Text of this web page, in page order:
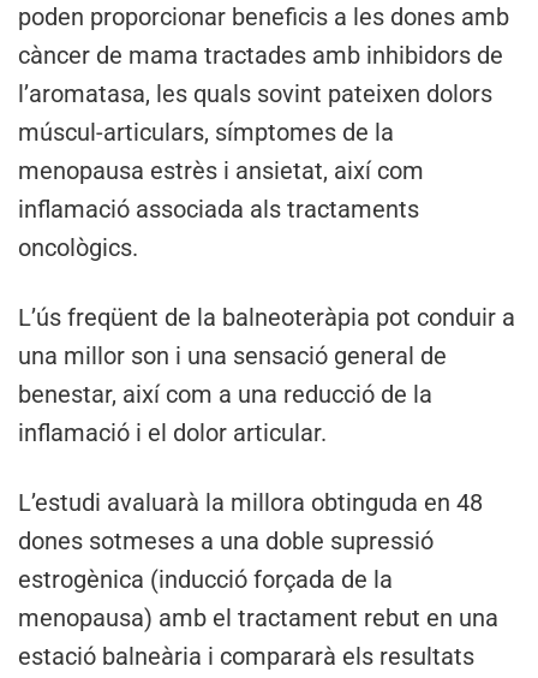
poden proporcionar beneficis a les dones amb
càncer de mama tractades amb inhibidors de
l’aromatasa, les quals sovint pateixen dolors
múscul-articulars, símptomes de la
menopausa estrès i ansietat, així com
inflamació associada als tractaments
oncològics.
L’ús freqüent de la balneoteràpia pot conduir a
una millor son i una sensació general de
benestar, així com a una reducció de la
inflamació i el dolor articular.
L’estudi avaluarà la millora obtinguda en 48
dones sotmeses a una doble supressió
estrogènica (inducció forçada de la
menopausa) amb el tractament rebut en una
estació balneària i compararà els resultats